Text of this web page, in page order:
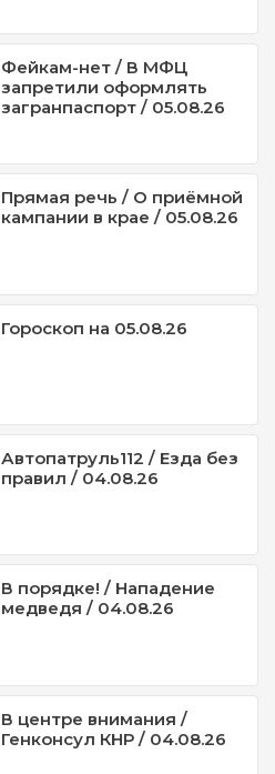
Фейкам-нет / В МФЦ
запретили оформлять
загранпаспорт / 05.08.26
Прямая речь / О приёмной
кампании в крае / 05.08.26
Гороскоп на 05.08.26
Автопатруль112 / Езда без
правил / 04.08.26
В порядке! / Нападение
медведя / 04.08.26
В центре внимания /
Генконсул КНР / 04.08.26